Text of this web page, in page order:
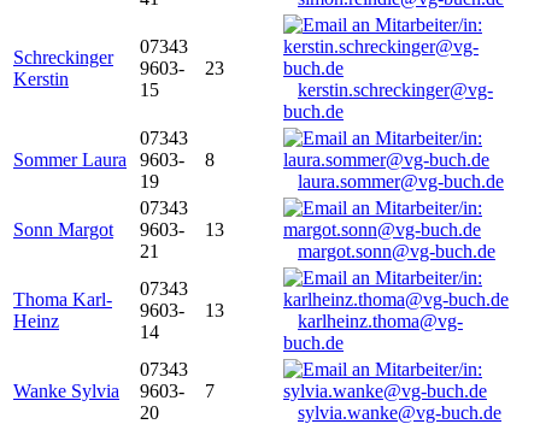
Schreckinger
Kerstin
07343
9603-
15
23
kerstin.schreckinger@vg-
buch.de
Sommer Laura
07343
9603-
19
8
laura.sommer@vg-buch.de
Sonn Margot
07343
9603-
21
13
margot.sonn@vg-buch.de
Thoma Karl-
Heinz
07343
9603-
14
13
karlheinz.thoma@vg-
buch.de
Wanke Sylvia
07343
9603-
20
7
sylvia.wanke@vg-buch.de